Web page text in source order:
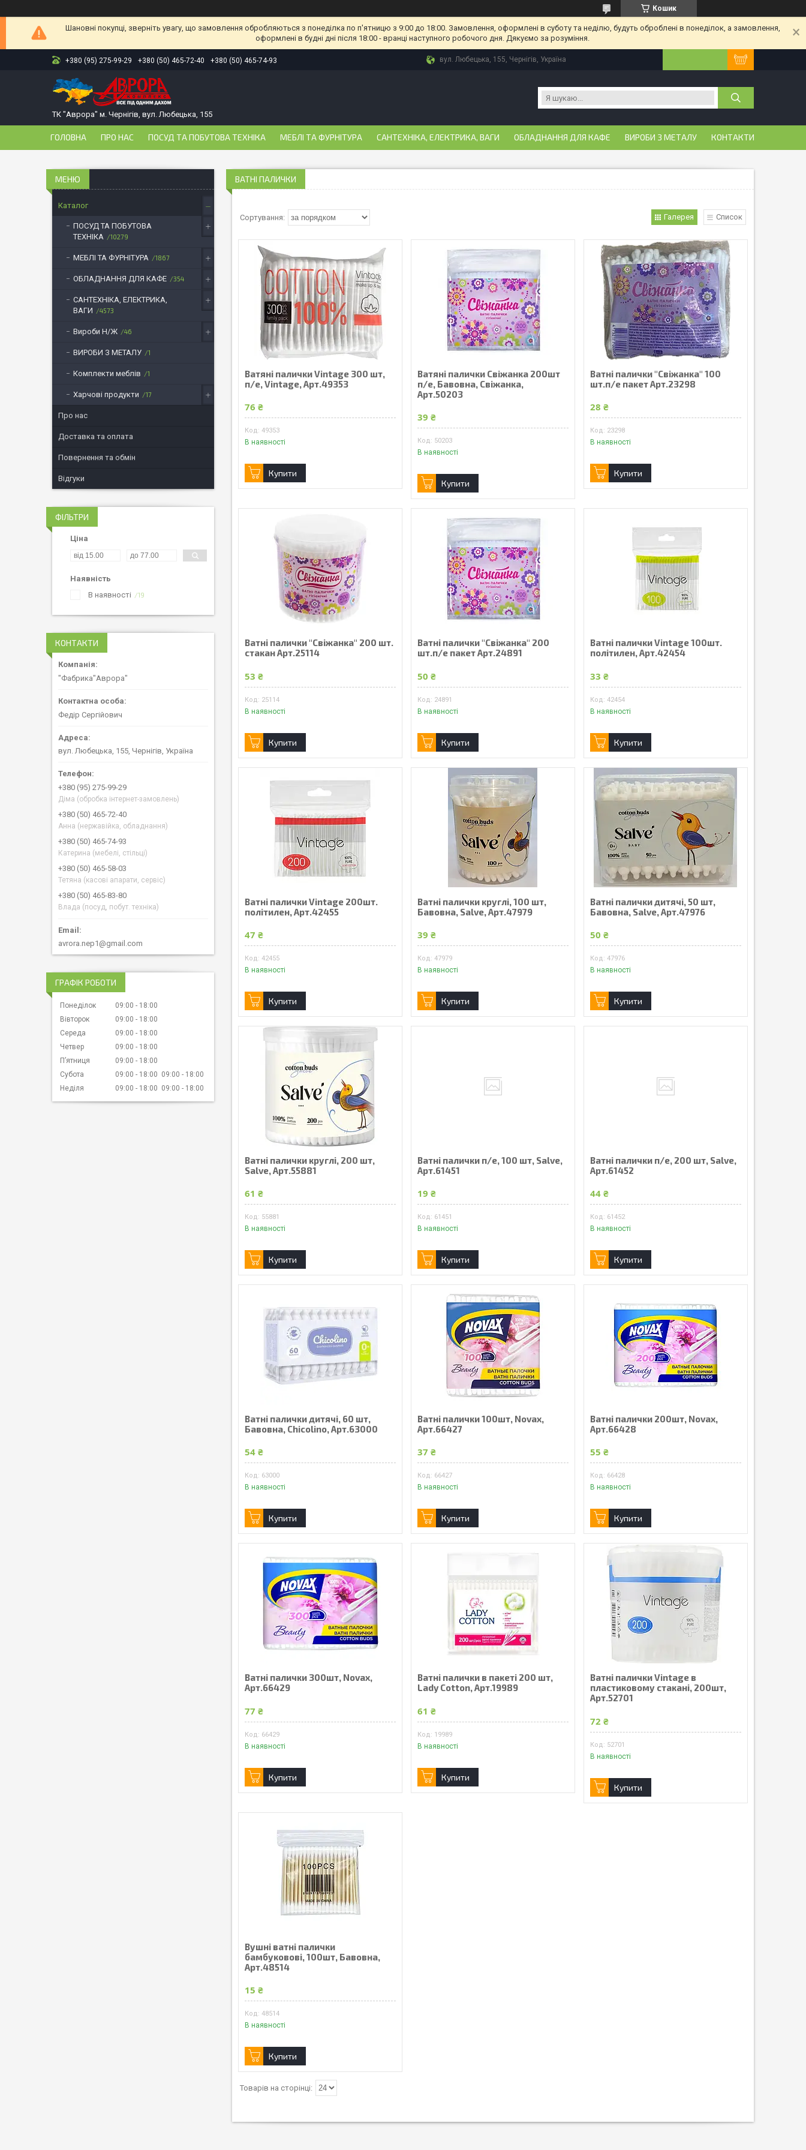
Кошик
Шановні покупці, зверніть увагу, що замовлення обробляються з понеділка по п'ятницю з 9:00 до 18:00. Замовлення, оформлені в суботу та неділю, будуть оброблені в понеділок, а замовлення,
оформлені в будні дні після 18:00 - вранці наступного робочого дня. Дякуємо за розуміння.
+380 (95) 275-99-29 +380 (50) 465-72-40 +380 (50) 465-74-93 вул. Любецька, 155, Чернігів, Україна
ТК "Аврора" м. Чернігів, вул. Любецька, 155
ГОЛОВНА ПРО НАС ПОСУД ТА ПОБУТОВА ТЕХНІКА МЕБЛІ ТА ФУРНІТУРА САНТЕХНІКА, ЕЛЕКТРИКА, ВАГИ ОБЛАДНАННЯ ДЛЯ КАФЕ ВИРОБИ З МЕТАЛУ КОНТАКТИ
ВАТНІ ПАЛИЧКИ
Галерея Список
Ватяні палички Vintage 300 шт,
п/е, Vintage, Арт.49353
76 ₴
49353
В наявності
Купити
Ватяні палички Свіжанка 200шт
п/е, Бавовна, Свіжанка,
Арт.50203
39 ₴
50203
В наявності
Купити
Ватні палички "Свіжанка" 100
шт.п/е пакет Арт.23298
28 ₴
23298
В наявності
Купити
Ватні палички "Свіжанка" 200 шт.
стакан Арт.25114
53 ₴
25114
В наявності
Купити
Ватні палички "Свіжанка" 200
шт.п/е пакет Арт.24891
50 ₴
24891
В наявності
Купити
Ватні палички Vintage 100шт.
політилен, Арт.42454
33 ₴
42454
В наявності
Купити
Ватні палички Vintage 200шт.
політилен, Арт.42455
47 ₴
42455
В наявності
Купити
Ватні палички круглі, 100 шт,
Бавовна, Salve, Арт.47979
39 ₴
47979
В наявності
Купити
Ватні палички дитячі, 50 шт,
Бавовна, Salve, Арт.47976
50 ₴
47976
В наявності
Купити
Ватні палички круглі, 200 шт,
Salve, Арт.55881
61 ₴
55881
В наявності
Купити
Ватні палички п/е, 100 шт, Salve,
Арт.61451
19 ₴
61451
В наявності
Купити
Ватні палички п/е, 200 шт, Salve,
Арт.61452
44 ₴
61452
В наявності
Купити
Ватні палички дитячі, 60 шт,
Бавовна, Chicolino, Арт.63000
54 ₴
63000
В наявності
Купити
Ватні палички 100шт, Novax,
Арт.66427
37 ₴
66427
В наявності
Купити
Ватні палички 200шт, Novax,
Арт.66428
55 ₴
66428
В наявності
Купити
Ватні палички 300шт, Novax,
Арт.66429
77 ₴
66429
В наявності
Купити
Ватні палички в пакеті 200 шт,
Lady Cotton, Арт.19989
61 ₴
19989
В наявності
Купити
Ватні палички Vintage в
пластиковому стакані, 200шт,
Арт.52701
72 ₴
52701
В наявності
Купити
Вушні ватні палички
бамбуковові, 100шт, Бавовна,
Арт.48514
15 ₴
48514
В наявності
Купити
Каталог
ПОСУД ТА ПОБУТОВА
ТЕХНІКА
10279
МЕБЛІ ТА ФУРНІТУРА 1867
ОБЛАДНАННЯ ДЛЯ КАФЕ 354
САНТЕХНІКА, ЕЛЕКТРИКА,
ВАГИ
4573
Вироби Н/Ж 46
ВИРОБИ З МЕТАЛУ 1
Комплекти меблів 1
Харчові продукти 17
Про нас
Доставка та оплата
Повернення та обмін
Відгуки
ФІЛЬТРИ
Ціна
Наявність
В наявності
19
КОНТАКТИ
"Фабрика"Аврора"
Федір Сергійович
вул. Любецька, 155, Чернігів, Україна
+380 (95) 275-99-29
Діма (обробка інтернет-замовлень)
+380 (50) 465-72-40
Анна (нержавійка, обладнання)
+380 (50) 465-74-93
Катерина (мебелі, стільці)
+380 (50) 465-58-03
Тетяна (касові апарати, сервіс)
+380 (50) 465-83-80
Влада (посуд, побут. техніка)
avrora.nep1@gmail.com
ГРАФІК РОБОТИ
Понеділок 09:00
18:00
Вівторок
09:00
18:00
Середа
09:00
18:00
Четвер
09:00
18:00
Пʼятниця
09:00
18:00
Субота
09:00 18:00 09:00
18:00
Неділя
09:00 18:00 09:00 18:00